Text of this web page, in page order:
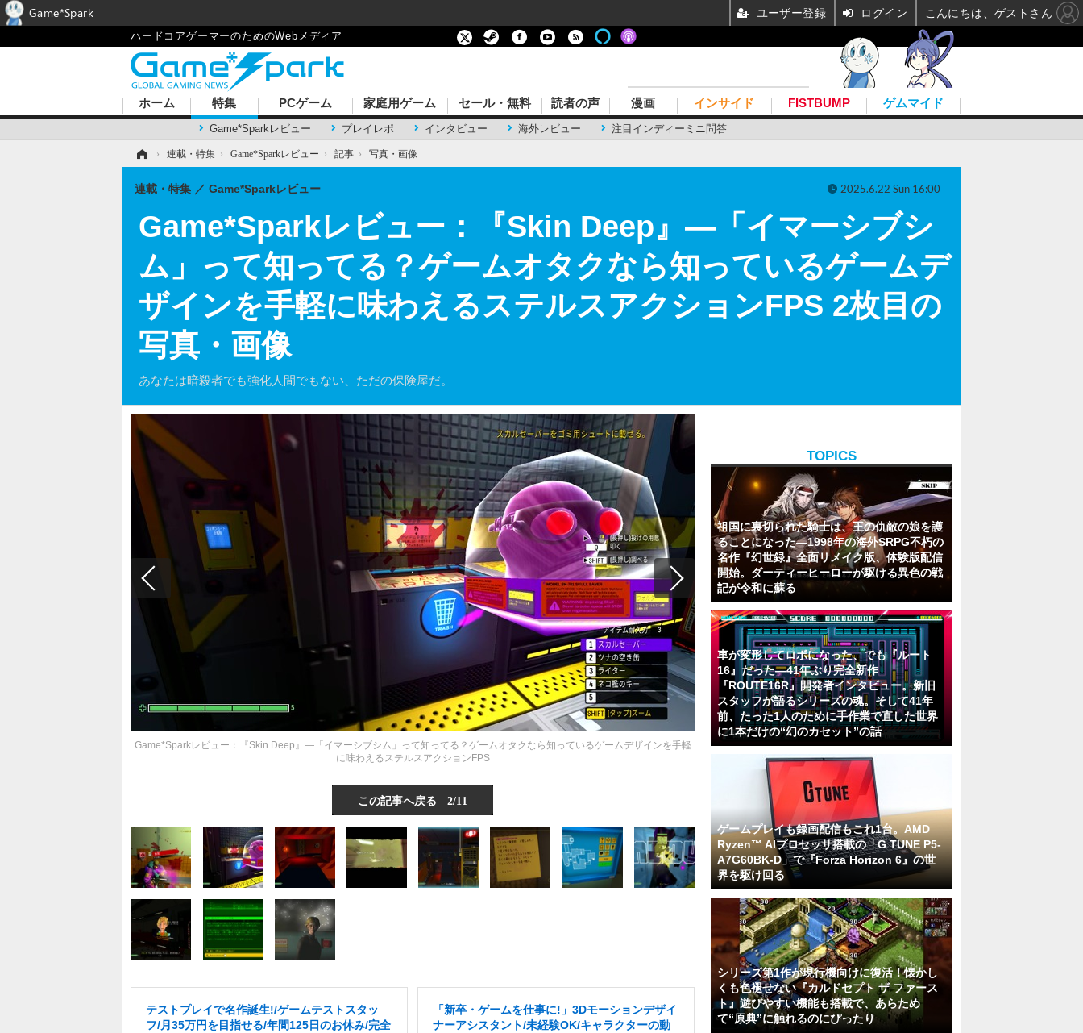
ハードコアゲーマーのためのWebメディア
ホーム 特集
Game*Sparkレビュー プレイレポ インタビュー 海外レビュー 注目インディーミニ問答
PCゲーム 家庭用ゲーム セール・無料 読者の声 漫画 インサイド FISTBUMP ゲムマイド
› 連載・特集 › Game*Sparkレビュー › 記事 › 写真・画像
Game*Sparkレビュー：『Skin Deep』―「イマーシブシ
ム」って知ってる？ゲームオタクなら知っているゲームデ
ザインを手軽に味わえるステルスアクションFPS 2枚目の
写真・画像
あなたは暗殺者でも強化人間でもない、ただの保険屋だ。
連載・特集 Game*Sparkレビュー 2025.6.22 Sun 16:00
Game*Sparkレビュー：『Skin Deep』―「イマーシブシム」って知ってる？ゲームオタクなら知っているゲームデザインを手軽
に味わえるステルスアクションFPS
この記事へ戻る 2/11
テストプレイで名作誕生!/ゲームテストスタッ
フ/月35万円を目指せる/年間125日のお休み/完全
「新卒・ゲームを仕事に!」3Dモーションデザイ
ナーアシスタント/未経験OK/キャラクターの動
TOPICS
祖国に裏切られた騎士は、王の仇敵の娘を護
ることになった―1998年の海外SRPG不朽の
名作『幻世録』全面リメイク版、体験版配信
開始。ダーティーヒーローが駆ける異色の戦
記が令和に蘇る
車が変形してロボになった、でも『ルート
16』だった―41年ぶり完全新作
『ROUTE16R』開発者インタビュー。新旧
スタッフが語るシリーズの魂。そして41年
前、たった1人のために手作業で直した世界
に1本だけの“幻のカセット”の話
ゲームプレイも録画配信もこれ1台。AMD
Ryzen™ AIプロセッサ搭載の「G TUNE P5-
A7G60BK-D」で『Forza Horizon 6』の世
界を駆け回る
シリーズ第1作が現行機向けに復活！懐かし
くも色褪せない『カルドセプト ザ ファース
ト』遊びやすい機能も搭載で、あらため
て“原典”に触れるのにぴったり
Game*Spark ユーザー登録 ログイン こんにちは、ゲストさん